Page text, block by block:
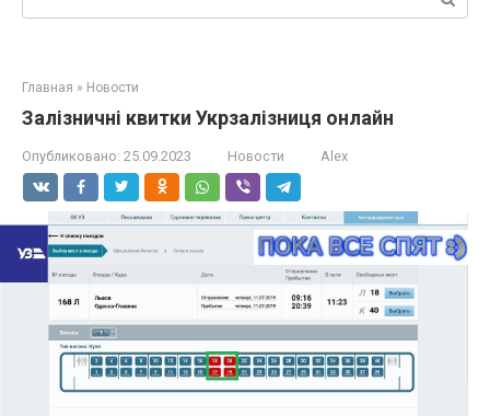
Главная » Новости
Залізничні квитки Укрзалізниця онлайн
Опубликовано: 25.09.2023 Новости Alex